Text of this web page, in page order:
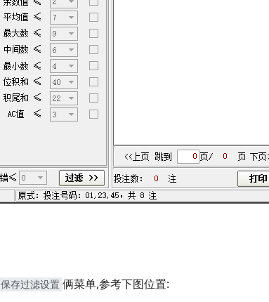
保存过滤设置 俩菜单,参考下图位置: